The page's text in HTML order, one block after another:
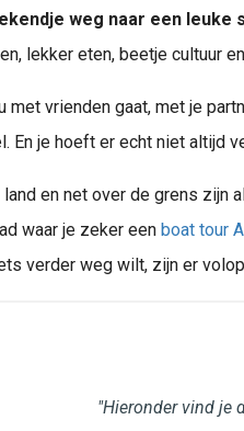
weg naar een leuke
lekker eten, beetje cultuur
met vrienden gaat, met je
En je hoeft er echt niet altijd
land en net over de grens zijn
waar je zeker een boat tour
verder weg wilt, zijn er
"Hieronder vind je